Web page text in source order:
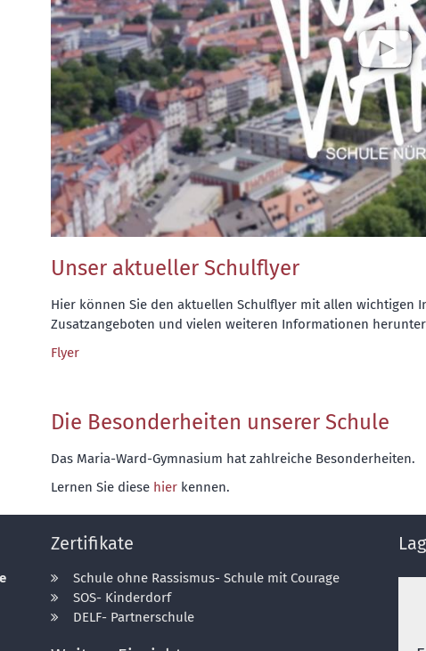
Unser aktueller Schulflyer
Hier können Sie den aktuellen Schulflyer mit allen
Zusatzangeboten und vielen weiteren Informationen
Flyer
Die Besonderheiten unserer Schule
Das Maria-Ward-Gymnasium hat zahlreiche Besonderheiten.
Lernen Sie diese hier kennen.
Zertifikate
Schule ohne Rassismus- Schule mit Courage
SOS- Kinderdorf
DELF- Partnerschule